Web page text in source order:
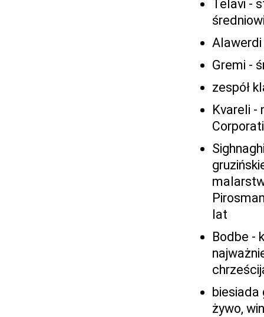
Telavi -
Gremi -
zespół
Kvareli -
lat
Bodbe -
biesiada
żywo,